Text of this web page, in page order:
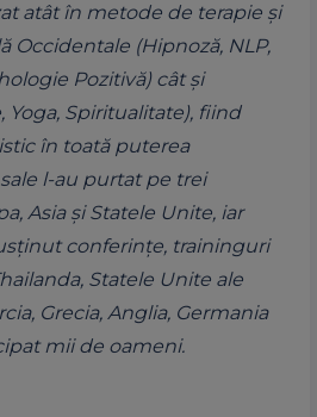
atât în metode de terapie și
Occidentale (Hipnoză, NLP,
Pozitivă) cât și
Yoga, Spiritualitate), fiind
în toată puterea
l-au purtat pe trei
Asia și Statele Unite, iar
conferinţe, traininguri
Statele Unite ale
Grecia, Anglia, Germania
mii de oameni.